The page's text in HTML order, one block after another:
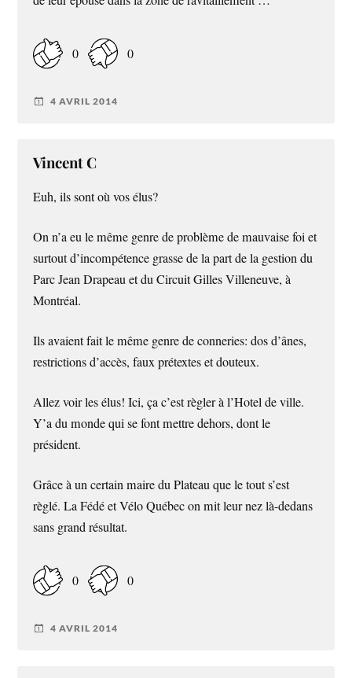
0 0
4 AVRIL 2014
Vincent C
Euh, ils sont où vos élus?
On n’a eu le même genre de problème de mauvaise foi et
surtout d’incompétence grasse de la part de la gestion du
Parc Jean Drapeau et du Circuit Gilles Villeneuve, à
Montréal.
Ils avaient fait le même genre de conneries: dos d’ânes,
restrictions d’accès, faux prétextes et douteux.
Allez voir les élus! Ici, ça c’est règler à l’Hotel de ville.
Y’a du monde qui se font mettre dehors, dont le
président.
Grâce à un certain maire du Plateau que le tout s’est
règlé. La Fédé et Vélo Québec on mit leur nez là-dedans
sans grand résultat.
0 0
4 AVRIL 2014